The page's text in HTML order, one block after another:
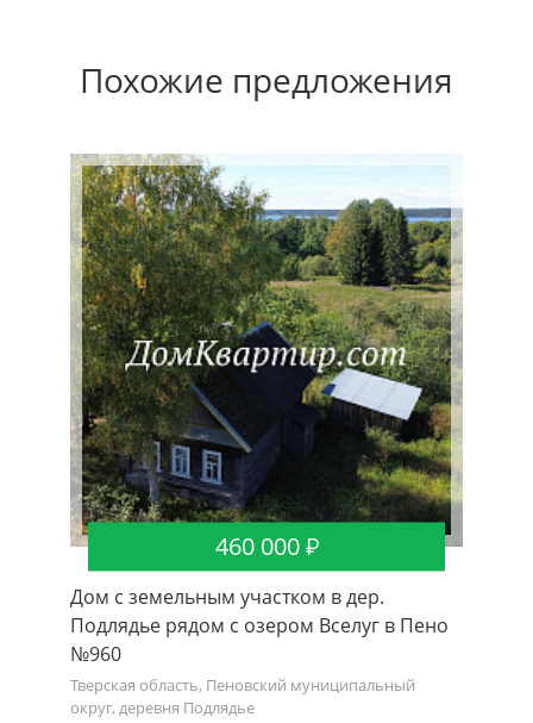
Похожие предложения
460 000
Дом с земельным участком в дер.
Подлядье рядом с озером Вселуг в Пено
№960
Тверская область, Пеновский муниципальный
округ, деревня Подлядье